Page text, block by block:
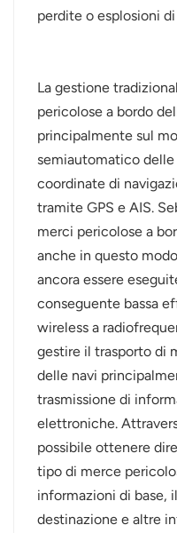
perdite o esplosioni
La gestione
pericolose a bordo
principalmente sul
semiautomatico
coordinate di
tramite GPS e AIS.
merci pericolose a
anche in questo
ancora essere
conseguente bassa
wireless a
gestire il trasporto di
delle navi
trasmissione di
elettroniche.
possibile ottenere
tipo di merce
informazioni di base,
destinazione e altre